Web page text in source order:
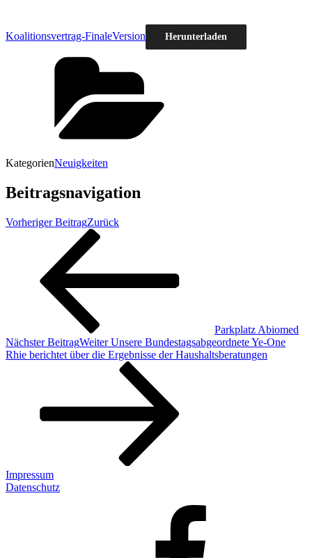
Koalitionsvertrag-FinaleVersion Herunterladen
KategorienNeuigkeiten
Beitragsnavigation
Vorheriger BeitragZurück
Parkplatz Abiomed
Nächster BeitragWeiter Unsere Bundestagsabgeordnete Ye-One
Rhie berichtet über die Ergebnisse der Haushaltsberatungen
Impressum
Datenschutz